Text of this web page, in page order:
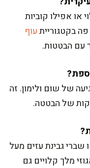
או אפילו קוביות
בקטגורייתעוף
עם הבטטות.
של שום ולימון. זה
של הבטטה.
גבינת עזים מעל
מלך קלויים גם